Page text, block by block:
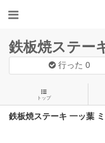
鉄板焼ステー
行った0
トップ
鉄板焼ステーキ 一ッ葉